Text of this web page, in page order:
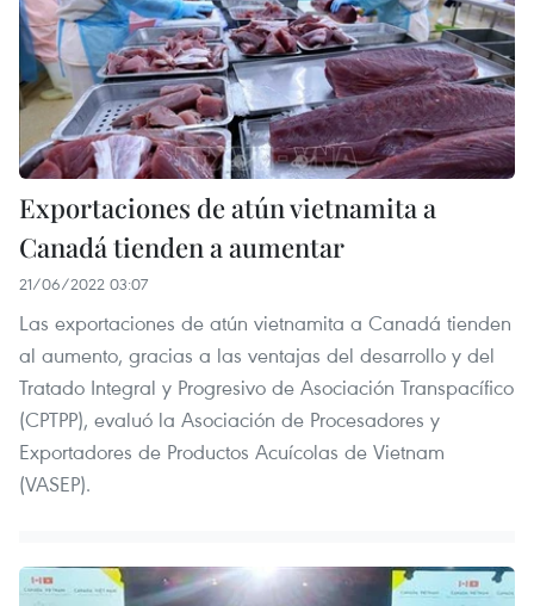
Exportaciones de atún vietnamita a
Canadá tienden a aumentar
21/06/2022 03:07
Las exportaciones de atún vietnamita a Canadá tienden
al aumento, gracias a las ventajas del desarrollo y del
Tratado Integral y Progresivo de Asociación Transpacífico
(CPTPP), evaluó la Asociación de Procesadores y
Exportadores de Productos Acuícolas de Vietnam
(VASEP).